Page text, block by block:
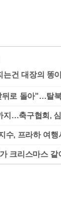
뒤로 돌아"…탈
지…축구협회,
수, 프라하 여
크리스마스 같